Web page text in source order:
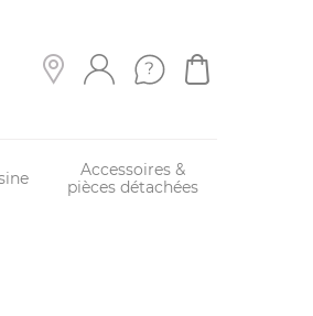
Accessoires &
pièces détachées